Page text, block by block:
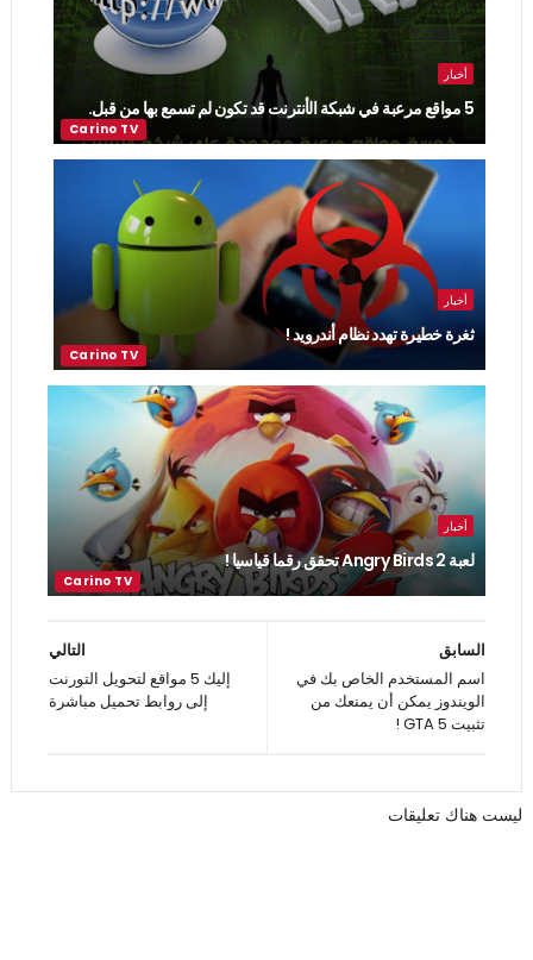
أخبار
5 مواقع مرعبة في شبكة الأنترنت قد تكون لم تسمع بها من قبل.
أخبار
ثغرة خطيرة تهدد نظام أندرويد !
أخبار
لعبة Angry Birds 2 تحقق رقما قياسيا !
التالي
إليك 5 مواقع لتحويل التورنت
إلى روابط تحميل مباشرة
السابق
اسم المستخدم الخاص بك في
الويندوز يمكن أن يمنعك من
تثبيت GTA 5 !
ليست هناك تعليقات